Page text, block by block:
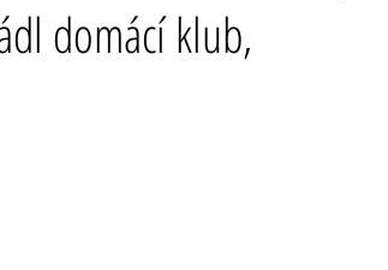
domácí klub,